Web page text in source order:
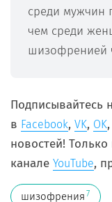
среди мужчин
чем среди
шизофренией
Подписывайтесь
в Facebook, VK, OK,
новостей!
канале YouTube,
шизофрения 7